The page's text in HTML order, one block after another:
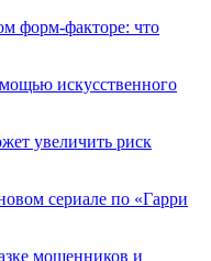
форм-факторе: что
искусственного
увеличить риск
сериале по «Гарри
мошенников и